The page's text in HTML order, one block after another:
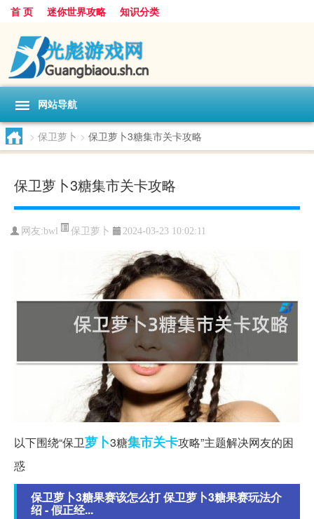
首 页 迷你世界攻略 知识分类
网站导航
> 保卫萝卜 > 保卫萝卜3糖集市关卡攻略
保卫萝卜3糖集市关卡攻略
网友:bwl 保卫萝卜 2024-03-23 10:02:11
以下围绕“保卫萝卜3糖集市关卡攻略”主题解决网友的困
惑
保卫萝卜3糖果赛该怎么打 保卫萝卜3糖果赛玩法介
绍 - 假正经...